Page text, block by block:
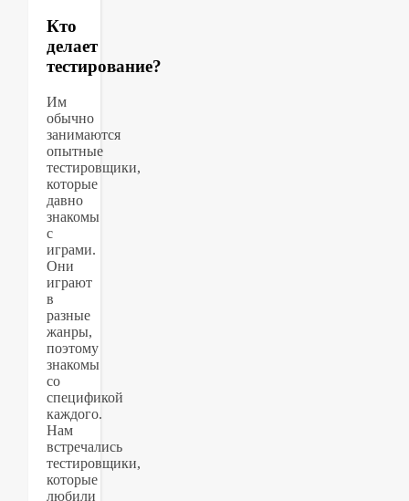
Кто
делает
тестирование?
Им
обычно
занимаются
опытные
тестировщики,
которые
давно
знакомы
с
играми.
Они
играют
в
разные
жанры,
поэтому
знакомы
со
спецификой
каждого.
Нам
встречались
тестировщики,
которые
любили